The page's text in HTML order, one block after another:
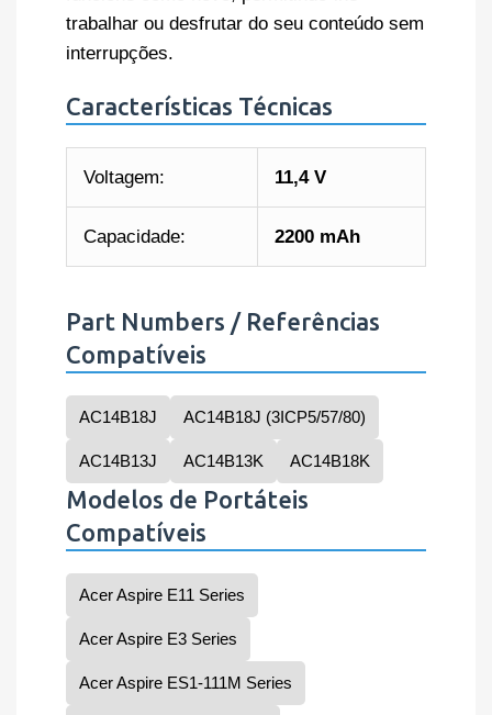
trabalhar ou desfrutar do seu conteúdo sem
interrupções.
Características Técnicas
Voltagem: 11,4 V
Capacidade: 2200 mAh
Part Numbers / Referências
Compatíveis
AC14B18J AC14B18J (3ICP5/57/80)
AC14B13J AC14B13K AC14B18K
Modelos de Portáteis
Compatíveis
Acer Aspire E11 Series
Acer Aspire E3 Series
Acer Aspire ES1-111M Series